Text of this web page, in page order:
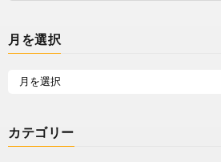
月を選択
カテゴリー